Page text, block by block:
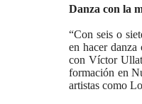
Danza con la
“Con seis o
en hacer
con Víctor
formación en
artistas como